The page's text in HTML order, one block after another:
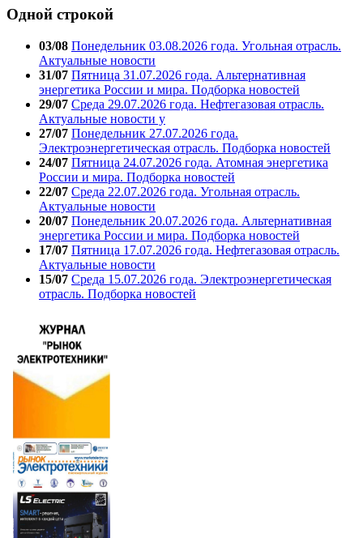
Одной строкой
03/08 Понедельник 03.08.2026 года. Угольная отрасль.
Актуальные новости
31/07 Пятница 31.07.2026 года. Альтернативная
энергетика России и мира. Подборка новостей
29/07 Среда 29.07.2026 года. Нефтегазовая отрасль.
Актуальные новости у
27/07 Понедельник 27.07.2026 года.
Электроэнергетическая отрасль. Подборка новостей
24/07 Пятница 24.07.2026 года. Атомная энергетика
России и мира. Подборка новостей
22/07 Среда 22.07.2026 года. Угольная отрасль.
Актуальные новости
20/07 Понедельник 20.07.2026 года. Альтернативная
энергетика России и мира. Подборка новостей
17/07 Пятница 17.07.2026 года. Нефтегазовая отрасль.
Актуальные новости
15/07 Среда 15.07.2026 года. Электроэнергетическая
отрасль. Подборка новостей